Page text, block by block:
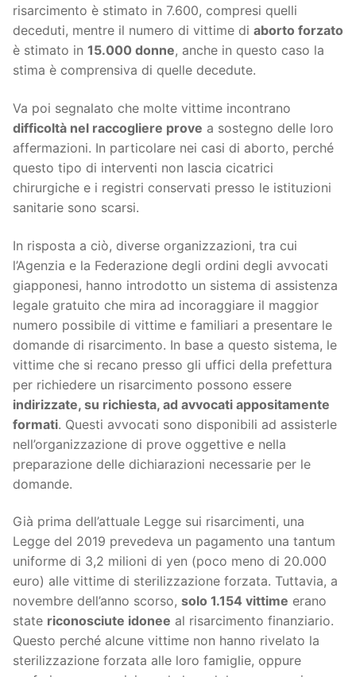
risarcimento è stimato in 7.600, compresi quelli
deceduti, mentre il numero di vittime di aborto forzato
è stimato in 15.000 donne, anche in questo caso la
stima è comprensiva di quelle decedute.
Va poi segnalato che molte vittime incontrano
difficoltà nel raccogliere prove a sostegno delle loro
affermazioni. In particolare nei casi di aborto, perché
questo tipo di interventi non lascia cicatrici
chirurgiche e i registri conservati presso le istituzioni
sanitarie sono scarsi.
In risposta a ciò, diverse organizzazioni, tra cui
l’Agenzia e la Federazione degli ordini degli avvocati
giapponesi, hanno introdotto un sistema di assistenza
legale gratuito che mira ad incoraggiare il maggior
numero possibile di vittime e familiari a presentare le
domande di risarcimento. In base a questo sistema, le
vittime che si recano presso gli uffici della prefettura
per richiedere un risarcimento possono essere
indirizzate, su richiesta, ad avvocati appositamente
formati. Questi avvocati sono disponibili ad assisterle
nell’organizzazione di prove oggettive e nella
preparazione delle dichiarazioni necessarie per le
domande.
Già prima dell’attuale Legge sui risarcimenti, una
Legge del 2019 prevedeva un pagamento una tantum
uniforme di 3,2 milioni di yen (poco meno di 20.000
euro) alle vittime di sterilizzazione forzata. Tuttavia, a
novembre dell’anno scorso, solo 1.154 vittime erano
state riconosciute idonee al risarcimento finanziario.
Questo perché alcune vittime non hanno rivelato la
sterilizzazione forzata alle loro famiglie, oppure